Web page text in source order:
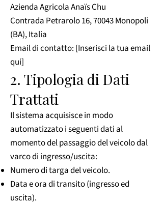
Azienda Agricola Anaïs Chu
Contrada Petrarolo 16, 70043 Monopoli
(BA), Italia
Email di contatto: [Inserisci la tua email
qui]
2. Tipologia di Dati
Trattati
Il sistema acquisisce in modo
automatizzato i seguenti dati al
momento del passaggio del veicolo dal
varco di ingresso/uscita:
Numero di targa del veicolo.
Data e ora di transito (ingresso ed
uscita).